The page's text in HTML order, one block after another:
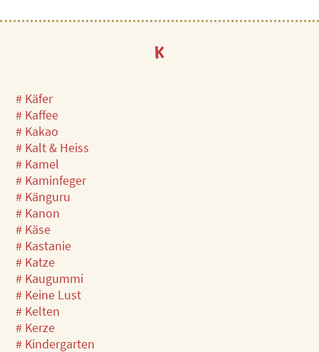
K
# Käfer
# Kaffee
# Kakao
# Kalt & Heiss
# Kamel
# Kaminfeger
# Känguru
# Kanon
# Käse
# Kastanie
# Katze
# Kaugummi
# Keine Lust
# Kelten
# Kerze
# Kindergarten